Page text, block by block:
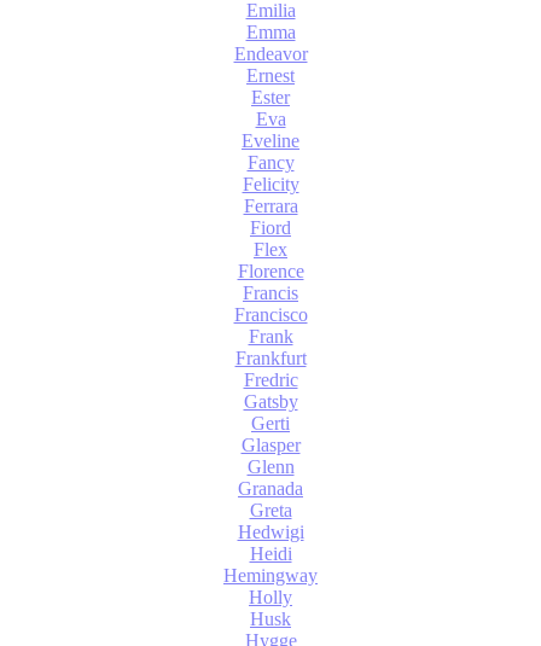
Emilia
Emma
Endeavor
Ernest
Ester
Eva
Eveline
Fancy
Felicity
Ferrara
Fiord
Flex
Florence
Francis
Francisco
Frank
Frankfurt
Fredric
Gatsby
Gerti
Glasper
Glenn
Granada
Greta
Hedwigi
Heidi
Hemingway
Holly
Husk
Hygge